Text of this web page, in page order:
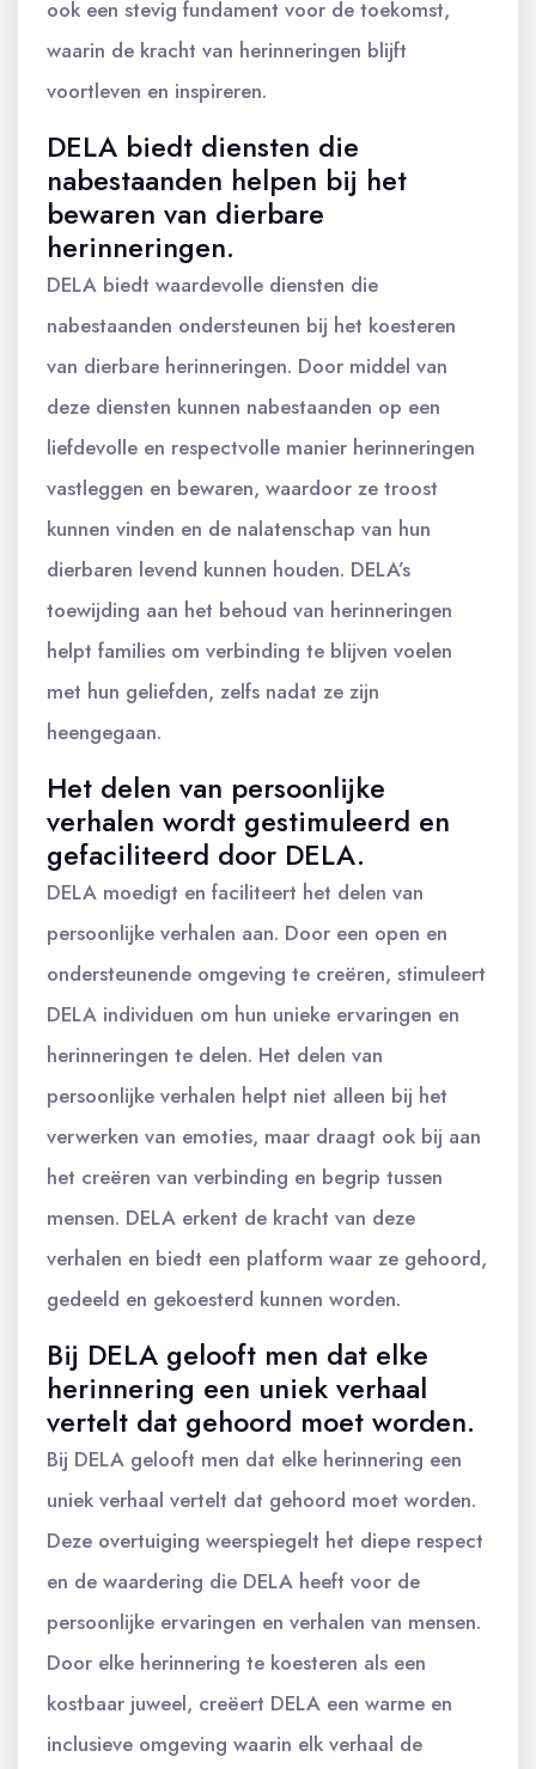
ook een stevig fundament voor de toekomst,
waarin de kracht van herinneringen blijft
voortleven en inspireren.
DELA biedt diensten die
nabestaanden helpen bij het
bewaren van dierbare
herinneringen.
DELA biedt waardevolle diensten die
nabestaanden ondersteunen bij het koesteren
van dierbare herinneringen. Door middel van
deze diensten kunnen nabestaanden op een
liefdevolle en respectvolle manier herinneringen
vastleggen en bewaren, waardoor ze troost
kunnen vinden en de nalatenschap van hun
dierbaren levend kunnen houden. DELA’s
toewijding aan het behoud van herinneringen
helpt families om verbinding te blijven voelen
met hun geliefden, zelfs nadat ze zijn
heengegaan.
Het delen van persoonlijke
verhalen wordt gestimuleerd en
gefaciliteerd door DELA.
DELA moedigt en faciliteert het delen van
persoonlijke verhalen aan. Door een open en
ondersteunende omgeving te creëren, stimuleert
DELA individuen om hun unieke ervaringen en
herinneringen te delen. Het delen van
persoonlijke verhalen helpt niet alleen bij het
verwerken van emoties, maar draagt ook bij aan
het creëren van verbinding en begrip tussen
mensen. DELA erkent de kracht van deze
verhalen en biedt een platform waar ze gehoord,
gedeeld en gekoesterd kunnen worden.
Bij DELA gelooft men dat elke
herinnering een uniek verhaal
vertelt dat gehoord moet worden.
Bij DELA gelooft men dat elke herinnering een
uniek verhaal vertelt dat gehoord moet worden.
Deze overtuiging weerspiegelt het diepe respect
en de waardering die DELA heeft voor de
persoonlijke ervaringen en verhalen van mensen.
Door elke herinnering te koesteren als een
kostbaar juweel, creëert DELA een warme en
inclusieve omgeving waarin elk verhaal de